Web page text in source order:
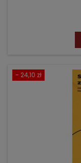
- 24,10 zł